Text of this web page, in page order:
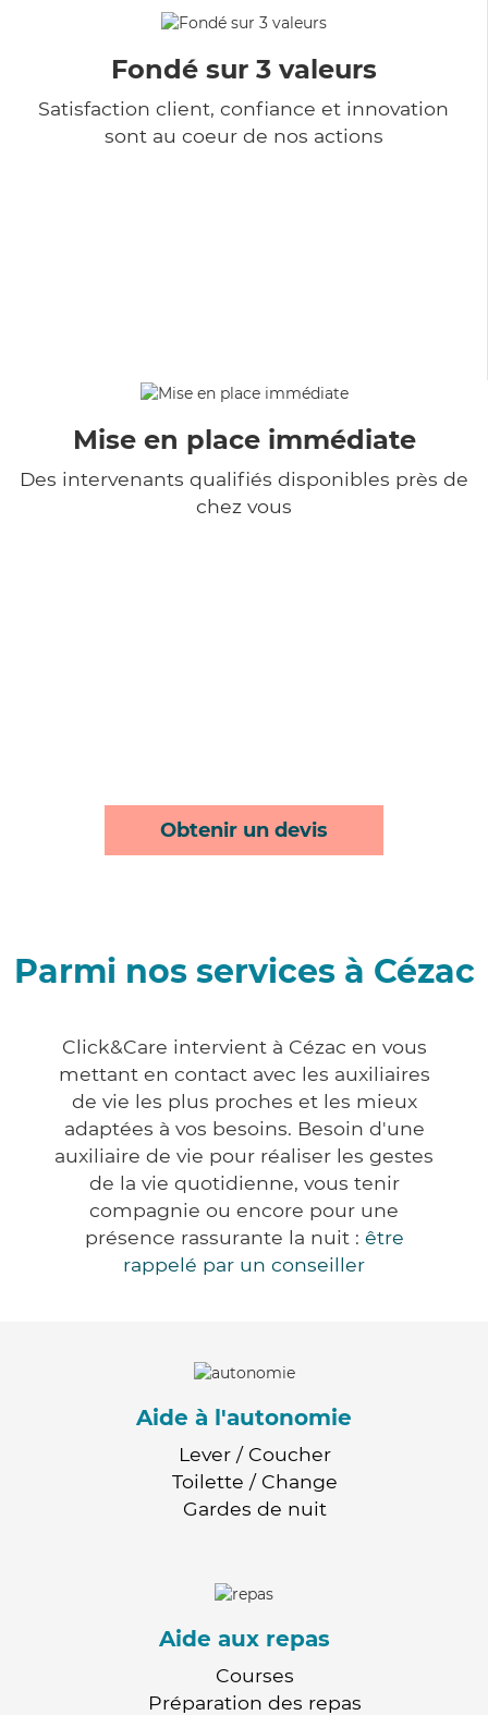
Fondé sur 3 valeurs
Satisfaction client, confiance et innovation
sont au coeur de nos actions
Mise en place immédiate
Des intervenants qualifiés disponibles près de
chez vous
Obtenir un devis
Parmi nos services à Cézac
Click&Care intervient à Cézac en vous
mettant en contact avec les auxiliaires
de vie les plus proches et les mieux
adaptées à vos besoins. Besoin d'une
auxiliaire de vie pour réaliser les gestes
de la vie quotidienne, vous tenir
compagnie ou encore pour une
présence rassurante la nuit : être
rappelé par un conseiller
Aide à l'autonomie
Lever / Coucher
Toilette / Change
Gardes de nuit
Aide aux repas
Courses
Préparation des repas